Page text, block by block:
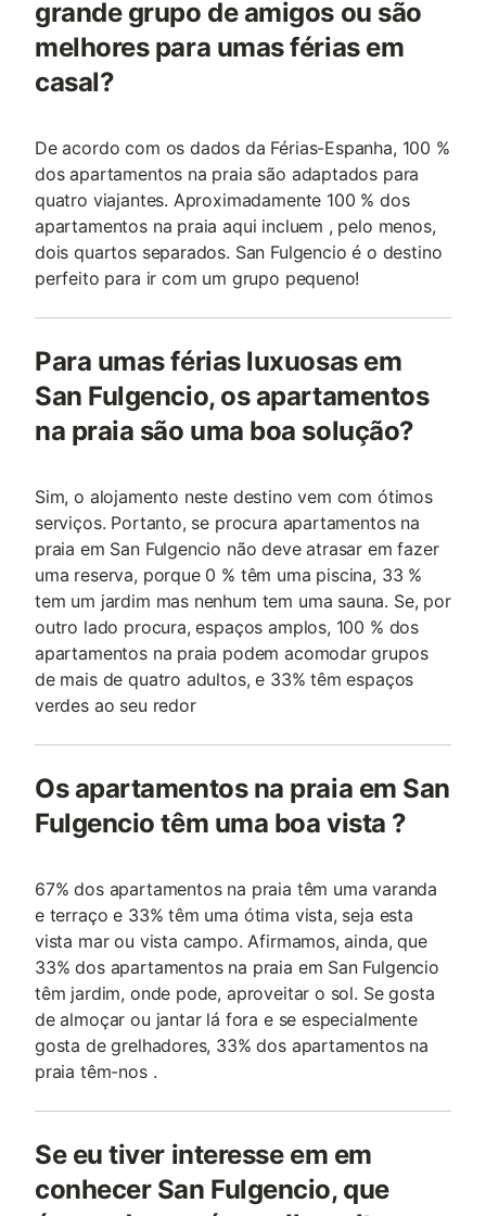
grande grupo de amigos ou são
melhores para umas férias em
casal?
De acordo com os dados da Férias-Espanha, 100 %
dos apartamentos na praia são adaptados para
quatro viajantes. Aproximadamente 100 % dos
apartamentos na praia aqui incluem , pelo menos,
dois quartos separados. San Fulgencio é o destino
perfeito para ir com um grupo pequeno!
Para umas férias luxuosas em
San Fulgencio, os apartamentos
na praia são uma boa solução?
Sim, o alojamento neste destino vem com ótimos
serviços. Portanto, se procura apartamentos na
praia em San Fulgencio não deve atrasar em fazer
uma reserva, porque 0 % têm uma piscina, 33 %
tem um jardim mas nenhum tem uma sauna. Se, por
outro lado procura, espaços amplos, 100 % dos
apartamentos na praia podem acomodar grupos
de mais de quatro adultos, e 33% têm espaços
verdes ao seu redor
Os apartamentos na praia em San
Fulgencio têm uma boa vista ?
67% dos apartamentos na praia têm uma varanda
e terraço e 33% têm uma ótima vista, seja esta
vista mar ou vista campo. Afirmamos, ainda, que
33% dos apartamentos na praia em San Fulgencio
têm jardim, onde pode, aproveitar o sol. Se gosta
de almoçar ou jantar lá fora e se especialmente
gosta de grelhadores, 33% dos apartamentos na
praia têm-nos .
Se eu tiver interesse em em
conhecer San Fulgencio, que